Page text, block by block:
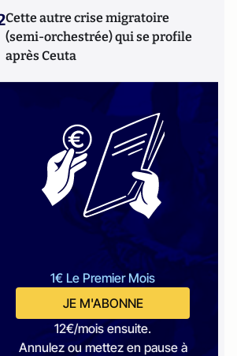
Cette autre crise migratoire
(semi-orchestrée) qui se profile
après Ceuta
1€ Le Premier Mois
JE M'ABONNE
12€/mois ensuite.
Annulez ou mettez en pause à